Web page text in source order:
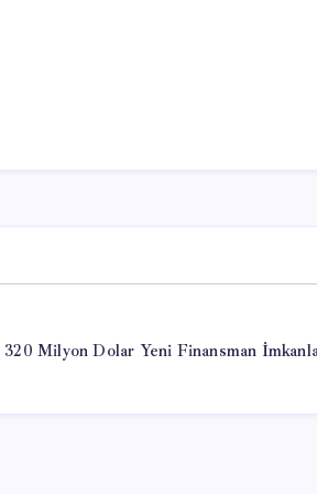
Milyon Dolar Yeni Finansman